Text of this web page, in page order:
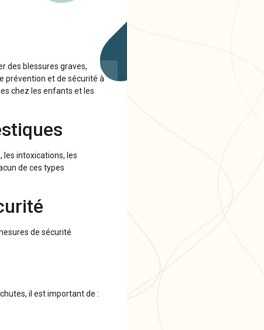
des blessures graves,
prévention et de sécurité à
chez les enfants et les
les intoxications, les
de ces types
de sécurité
il est important de :